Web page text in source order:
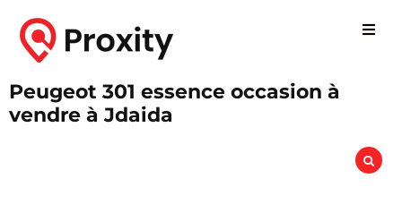
Peugeot 301 essence occasion à
vendre à Jdaida